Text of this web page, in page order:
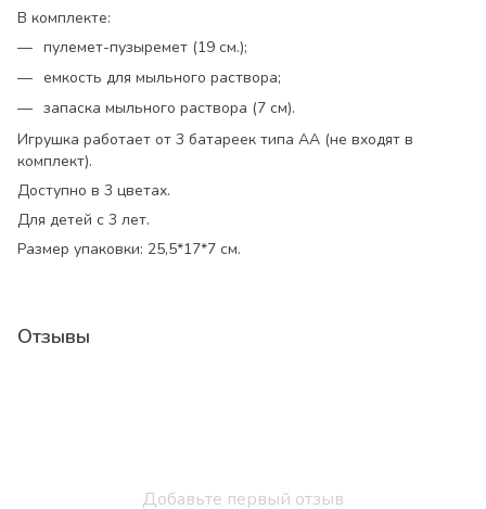
В комплекте:
пулемет-пузыремет (19 см.);
емкость для мыльного раствора;
запаска мыльного раствора (7 см).
Игрушка работает от 3 батареек типа АА (не входят в
комплект).
Доступно в 3 цветах.
Для детей с 3 лет.
Размер упаковки: 25,5*17*7 см.
Отзывы
Добавьте первый отзыв